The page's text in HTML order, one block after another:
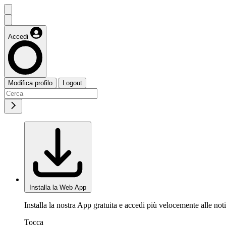
Accedi
Modifica profilo Logout
Installa la Web App
Installa la nostra App gratuita e accedi più velocemente alle
Tocca